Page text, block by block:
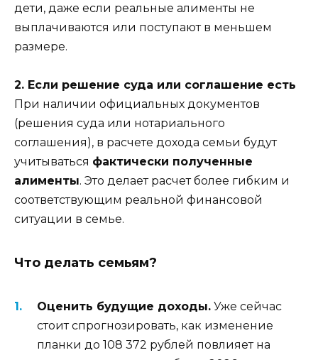
дети, даже если реальные алименты не
выплачиваются или поступают в меньшем
размере.
2. Если решение суда или соглашение есть
При наличии официальных документов
(решения суда или нотариального
соглашения), в расчете дохода семьи будут
учитываться фактически полученные
алименты. Это делает расчет более гибким и
соответствующим реальной финансовой
ситуации в семье.
Что делать семьям?
Оценить будущие доходы. Уже сейчас
стоит спрогнозировать, как изменение
планки до 108 372 рублей повлияет на